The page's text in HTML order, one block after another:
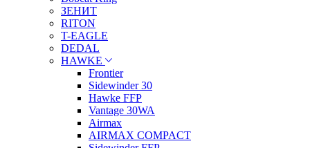
ЗЕНИТ
RITON
T-EAGLE
DEDAL
HAWKE
Frontier
Sidewinder 30
Hawke FFP
Vantage 30WA
Airmax
AIRMAX COMPACT